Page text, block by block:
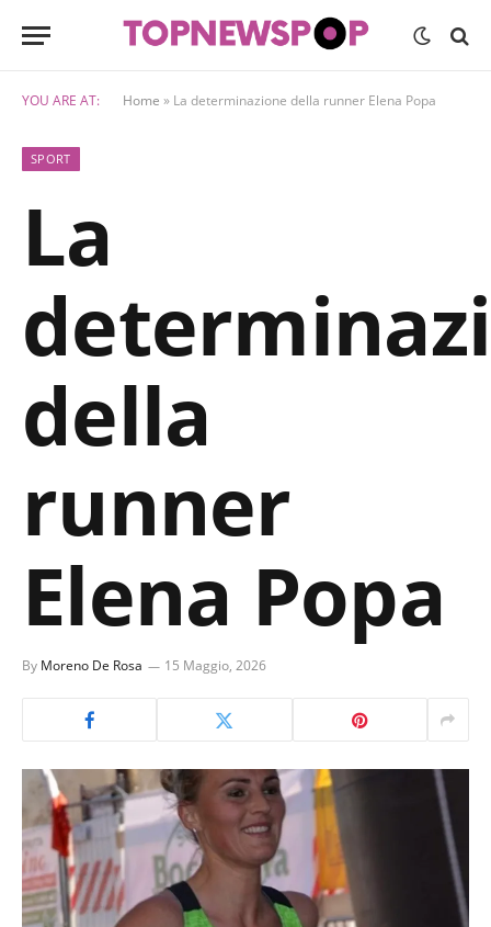
YOU ARE AT: Home » La determinazione della runner Elena Popa
SPORT
La
della
runner
Elena Popa
By Moreno De Rosa 15 Maggio, 2026